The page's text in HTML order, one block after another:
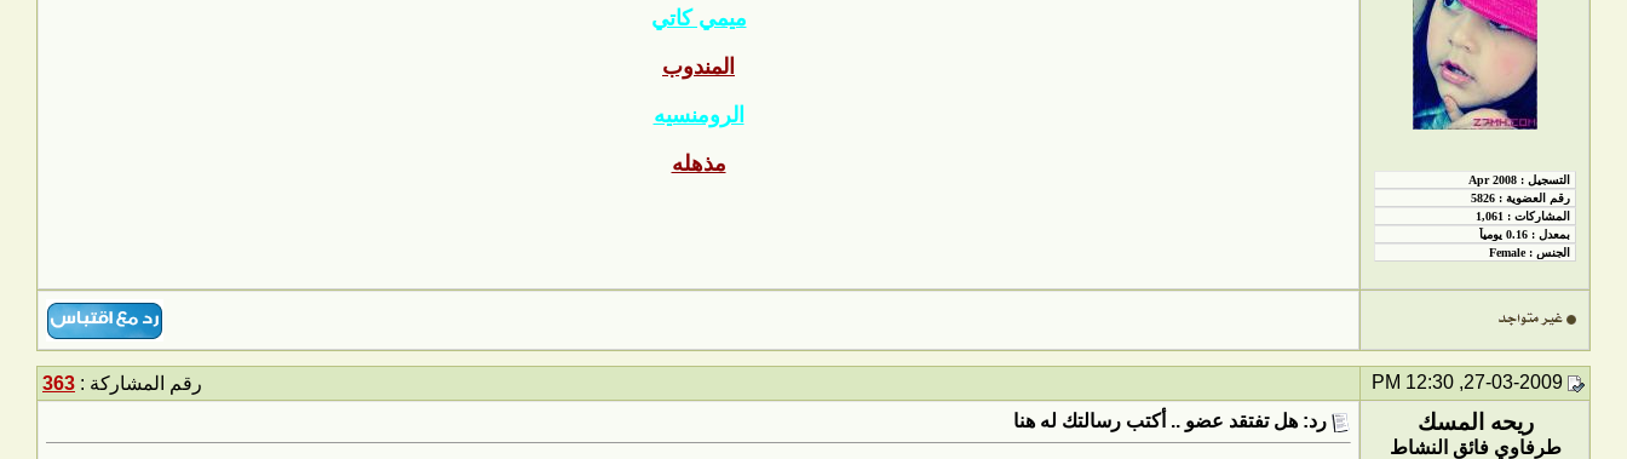
ميمي كاتي
المندوب
الرومنسيه
مذهله
رقم المشاركة : 363
ريحه المسك
طرفاوي فائق النشاط
رد: هل تفتقد عضو .. أكتب رسالتك له هنا